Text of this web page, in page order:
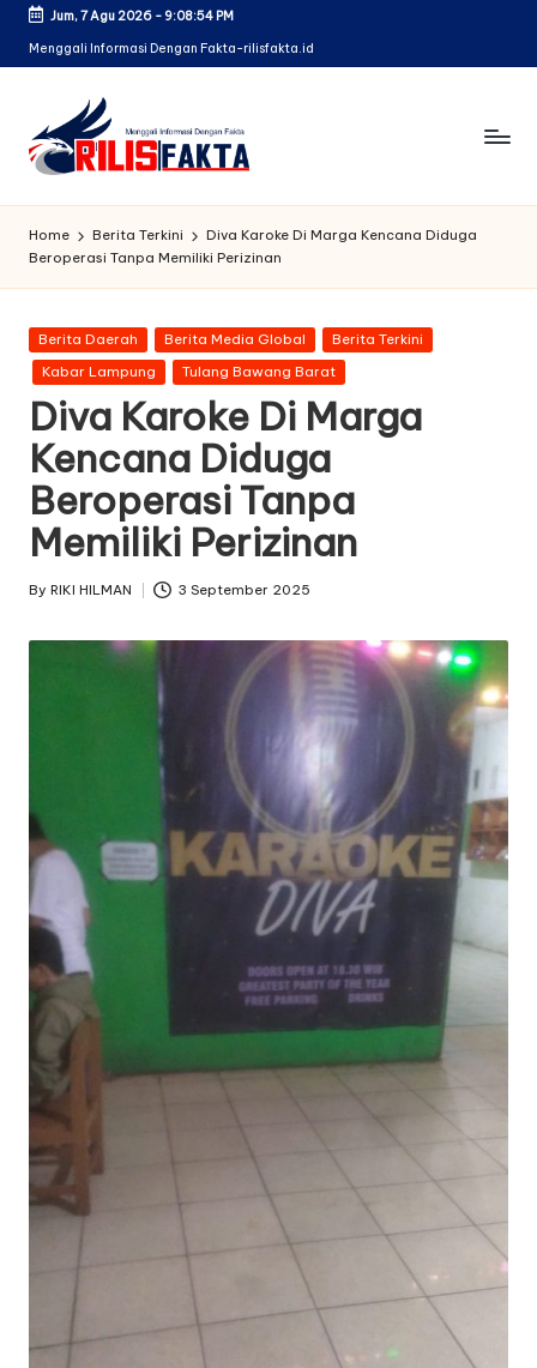
Skip
Jum, 7 Agu 2026- 9:08:55 PM
Menggali Informasi Dengan Fakta-rilisfakta.id
Home Berita Terkini
Diva Karoke Di Marga Kencana Diduga
Beroperasi Tanpa Memiliki Perizinan
Posted
in
Berita Daerah Berita Media Global
Berita Terkini
Kabar Lampung
Tulang Bawang Barat
Diva Karoke Di Marga
Kencana Diduga
Beroperasi Tanpa
Memiliki Perizinan
Posted
By RIKI HILMAN 3 September 2025